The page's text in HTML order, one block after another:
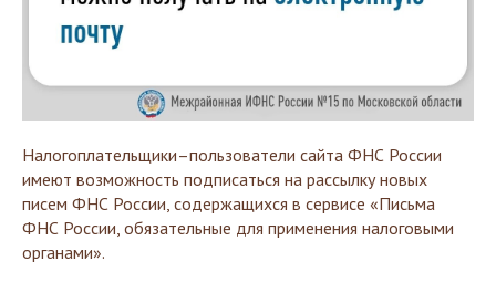
Налогоплательщики–пользователи сайта ФНС России
имеют возможность подписаться на рассылку новых
писем ФНС России, содержащихся в сервисе «Письма
ФНС России, обязательные для применения налоговыми
органами».